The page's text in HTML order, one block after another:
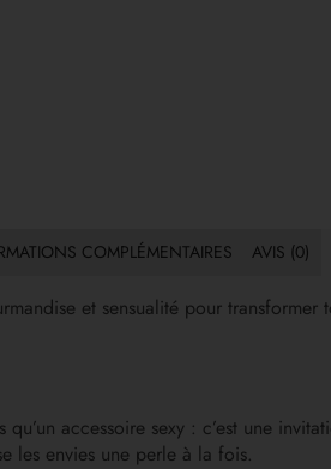
COMPLÉMENTAIRES AVIS (0)
et sensualité pour
qu’un accessoire sexy : c’est une
les envies une perle à la fois.